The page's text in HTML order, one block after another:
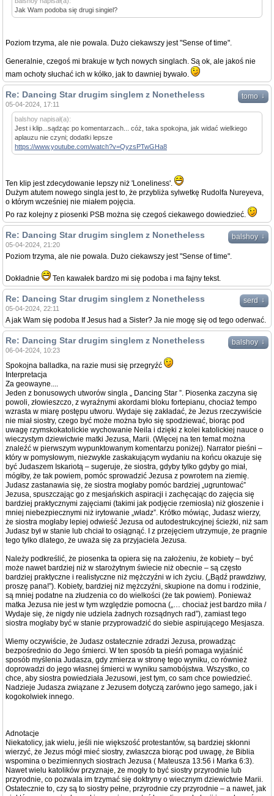
Jak Wam podoba się drugi singiel?
Poziom trzyma, ale nie powala. Dużo ciekawszy jest "Sense of time".
Generalnie, czegoś mi brakuje w tych nowych singlach. Są ok, ale jakoś nie
mam ochoty słuchać ich w kółko, jak to dawniej bywało.
tomo ↓
Re: Dancing Star drugim singlem z Nonetheless
05-04-2024, 17:11
balshoy napisał(a):
Jest i klip...sądząc po komentarzach... cóż, taka spokojna, jak widać wielkiego
aplauzu nie czyni; dodatki lepsze
https://www.youtube.com/watch?v=QyzsPTwGHa8
Ten klip jest zdecydowanie lepszy niż 'Loneliness'.
Dużym atutem nowego singla jest to, że przybliża sylwetkę Rudolfa Nureyeva,
o którym wcześniej nie miałem pojęcia.
Po raz kolejny z piosenki PSB można się czegoś ciekawego dowiedzieć.
balshoy ↓
Re: Dancing Star drugim singlem z Nonetheless
05-04-2024, 21:20
Poziom trzyma, ale nie powala. Dużo ciekawszy jest "Sense of time".
Dokładnie Ten kawałek bardzo mi się podoba i ma fajny tekst.
serd ↓
Re: Dancing Star drugim singlem z Nonetheless
05-04-2024, 22:11
A jak Wam się podoba If Jesus had a Sister? Ja nie mogę się od tego oderwać.
balshoy ↓
Re: Dancing Star drugim singlem z Nonetheless
06-04-2024, 10:23
Spokojna balladka, na razie musi się przegryźć
Interpretacja
Za geowayne....
Jeden z bonusowych utworów singla „ Dancing Star ”. Piosenka zaczyna się
powoli, złowieszczo, z wyraźnymi akordami bloku fortepianu, chociaż tempo
wzrasta w miarę postępu utworu. Wydaje się zakładać, że Jezus rzeczywiście
nie miał siostry, czego być może można było się spodziewać, biorąc pod
uwagę rzymskokatolickie wychowanie Neila i dzięki z kolei katolickiej nauce o
wieczystym dziewictwie matki Jezusa, Marii. (Więcej na ten temat można
znaleźć w pierwszym wypunktowanym komentarzu poniżej). Narrator pieśni –
który w pomysłowym, niezwykle zaskakującym wydaniu na końcu okazuje się
być Judaszem Iskariotą – sugeruje, że siostra, gdyby tylko gdyby go miał,
mógłby, że tak powiem, pomóc sprowadzić Jezusa z powrotem na ziemię.
Judasz zastanawia się, że siostra mogłaby pomóc bardziej „ugruntować”
Jezusa, spuszczając go z mesjańskich aspiracji i zachęcając do zajęcia się
bardziej praktycznymi zajęciami (takimi jak podjęcie rzemiosła) niż głoszenie i
mniej niebezpiecznymi niż irytowanie „władz”. Krótko mówiąc, Judasz wierzy,
że siostra mogłaby lepiej odwieść Jezusa od autodestrukcyjnej ścieżki, niż sam
Judasz był w stanie lub chciał to osiągnąć. I z przejęciem utrzymuje, że pragnie
tego tylko dlatego, że uważa się za przyjaciela Jezusa.
Należy podkreślić, że piosenka ta opiera się na założeniu, że kobiety – być
może nawet bardziej niż w starożytnym świecie niż obecnie – są często
bardziej praktyczne i realistyczne niż mężczyźni w ich życiu. („Bądź prawdziwy,
proszę pana!”). Kobiety, bardziej niż mężczyźni, skupione na domu i rodzinie,
są mniej podatne na złudzenia co do wielkości (że tak powiem). Ponieważ
matka Jezusa nie jest w tym względzie pomocna („… chociaż jest bardzo miła /
Wydaje się, że nigdy nie udziela żadnych rozsądnych rad”), zamiast tego
siostra mogłaby być w stanie przyprowadzić do siebie aspirującego Mesjasza.
Wiemy oczywiście, że Judasz ostatecznie zdradzi Jezusa, prowadząc
bezpośrednio do Jego śmierci. W ten sposób ta pieśń pomaga wyjaśnić
sposób myślenia Judasza, gdy zmierza w stronę tego wyniku, co również
doprowadzi do jego własnej śmierci w wyniku samobójstwa. Wszystko, co
chce, aby siostra powiedziała Jezusowi, jest tym, co sam chce powiedzieć.
Nadzieje Judasza związane z Jezusem dotyczą zarówno jego samego, jak i
kogokolwiek innego.
Adnotacje
Niekatolicy, jak wielu, jeśli nie większość protestantów, są bardziej skłonni
wierzyć, że Jezus mógł mieć siostry, zwłaszcza biorąc pod uwagę, że Biblia
wspomina o bezimiennych siostrach Jezusa ( Mateusza 13:56 i Marka 6:3).
Nawet wielu katolików przyznaje, że mogły to być siostry przyrodnie lub
przyrodnie, co pozwala im trzymać się doktryny o wiecznym dziewictwie Marii.
Ostatecznie to, czy są to siostry pełne, przyrodnie czy przyrodnie – a nawet, jak